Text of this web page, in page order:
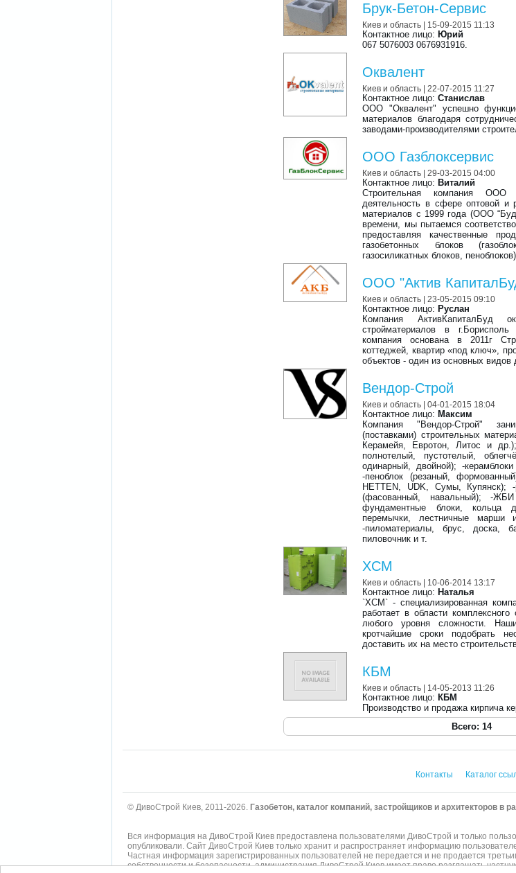
Брук-Бетон-Сервис
Киев и область | 15-09-2015 11:13
Контактное лицо: Юрий
067 5076003 0676931916.
Оквалент
Киев и область | 22-07-2015 11:27
Контактное лицо:Станислав
ООО "Оквалент" успешно
материалов благодаря
заводами-производителями
ООО Газблоксервис
Киев и область | 29-03-2015 04:00
Контактное лицо: Виталий
Строительная компания ООО
деятельность в сфере оптовой и
материалов с 1999 года (ООО
времени, мы пытаемся
предоставляя качественные
газобетонных блоков
газосиликатных блоков,
ООО "Актив
Киев и область | 23-05-2015 09:10
Контактное лицо: Руслан
Компания АктивКапиталБуд
стройматериалов в
компания основана в 2011г
коттеджей, квартир «под ключ»,
объектов - один из основных видов
Вендор-Строй
Киев и область | 04-01-2015 18:04
Контактное лицо: Максим
Компания "Вендор-Строй"
(поставками) строительных
Керамейя, Евротон, Литос и
полнотелый, пустотелый,
одинарный, двойной); -
-пеноблок (резаный,
HETTEN, UDK, Сумы, Купянск);
(фасованный, навальный); -
фундаментные блоки, кольца
перемычки, лестничные марши
-пиломатериалы, брус, доска,
пиловочник и т.
XCM
Киев и область | 10-06-2014 13:17
Контактное лицо: Наталья
`ХСМ` - специализированная
работает в области
любого уровня сложности.
кротчайшие сроки подобрать
доставить их на место
КБМ
Киев и область | 14-05-2013 11:26
Контактное лицо: КБМ
Производство и продажа кирпича
Всего: 14
Контакты Каталог
© ДивоСтрой Киев, 2011-2026. Газобетон, каталог компаний, застройщиков и архитекторов в
Вся информация на ДивоСтрой Киев предоставлена пользователями ДивоСтрой и только
опубликовали. Сайт ДивоСтрой Киев только хранит и распространяет информацию
Частная информация зарегистрированных пользователей не передается и не продается
собственности и безопасности, администрация ДивоСтрой Киев имеет право разглашать